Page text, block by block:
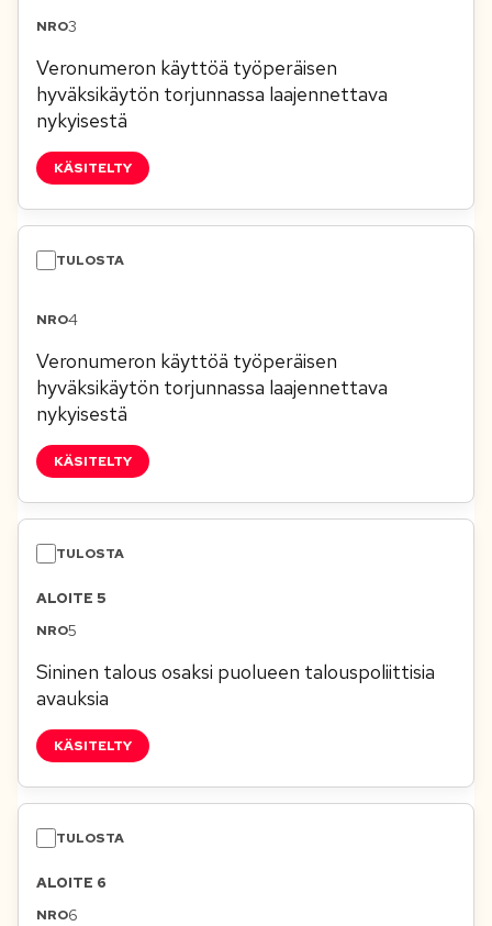
3
Veronumeron käyttöä työperäisen
hyväksikäytön torjunnassa laajennettava
nykyisestä
KÄSITELTY
4
Veronumeron käyttöä työperäisen
hyväksikäytön torjunnassa laajennettava
nykyisestä
KÄSITELTY
ALOITE 5
5
Sininen talous osaksi puolueen talouspoliittisia
avauksia
KÄSITELTY
ALOITE 6
6